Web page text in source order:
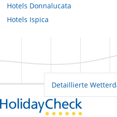
Hotels Donnalucata
Hotels Ispica
Detaillierte